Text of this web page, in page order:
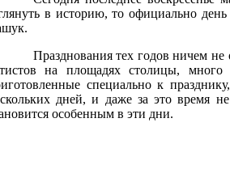
в историю, то официально
Празднования тех годов ничем
на площадях столицы,
специально к
дней, и даже за это время
особенным в эти дни.